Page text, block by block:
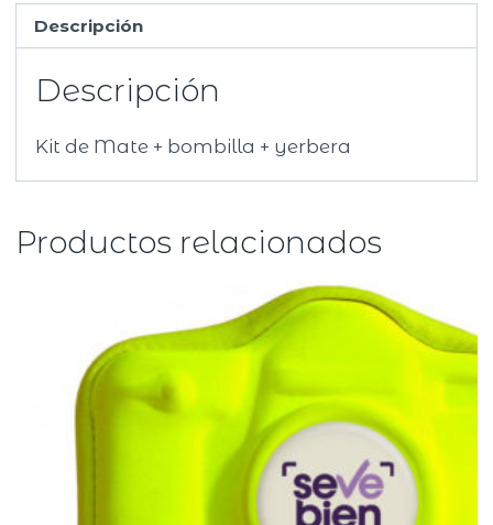
Descripción
Descripción
Kit de Mate + bombilla + yerbera
Productos relacionados